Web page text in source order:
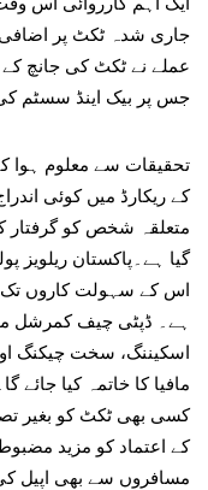
جاری شدہ ٹکٹ پر اضافی
عملے نے ٹکٹ کی جانچ
جس پر بیک اینڈ سسٹم
تحقیقات سے معلوم ہوا
کے ریکارڈ میں کوئی
متعلقہ شخص کو گرفتار
گیا ہے۔پاکستان
اس کے سہولت کاروں تک
ہے۔ ڈپٹی چیف کمرشل
اسکیننگ، سخت چیکنگ
مافیا کا خاتمہ کیا
کسی بھی ٹکٹ کو بغیر
کے اعتماد کو مزید
مسافروں سے بھی اپیل